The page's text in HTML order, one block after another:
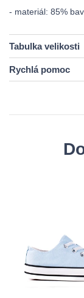
- materiál: 85%
Tabulka velikosti
Rychlá pomoc